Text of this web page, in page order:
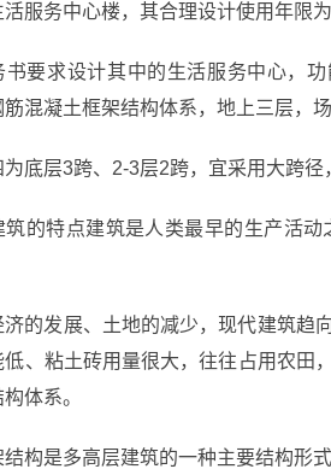
服务中心楼，其合理设计使用年限为
书要求设计其中的生活服务中心，
混凝土框架结构体系，地上三层，
为底层3跨、2-3层2跨，宜采用大跨
筑的特点建筑是人类最早的生产活
济的发展、土地的减少，现代建筑趋
、粘土砖用量很大，往往占用农田
体系。
结构是多高层建筑的一种主要结构形式